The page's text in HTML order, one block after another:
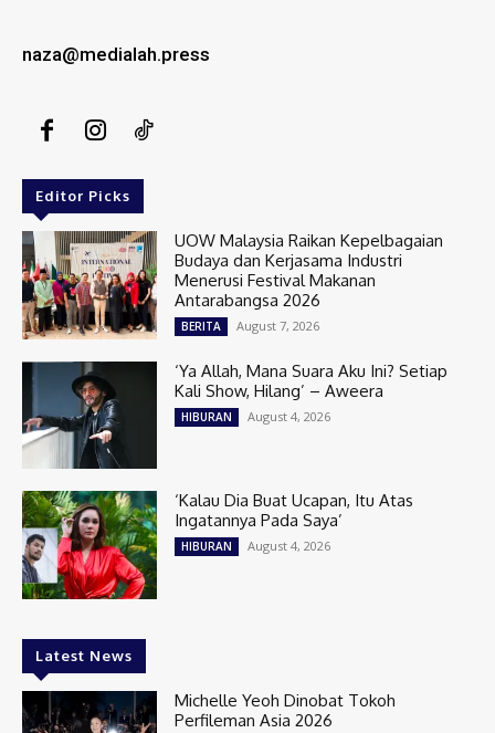
naza@medialah.press
Editor Picks
UOW Malaysia Raikan Kepelbagaian
Budaya dan Kerjasama Industri
Menerusi Festival Makanan
Antarabangsa 2026
BERITA August 7, 2026
‘Ya Allah, Mana Suara Aku Ini? Setiap
Kali Show, Hilang’ – Aweera
HIBURAN August 4, 2026
‘Kalau Dia Buat Ucapan, Itu Atas
Ingatannya Pada Saya’
HIBURAN August 4, 2026
Latest News
Michelle Yeoh Dinobat Tokoh
Perfileman Asia 2026